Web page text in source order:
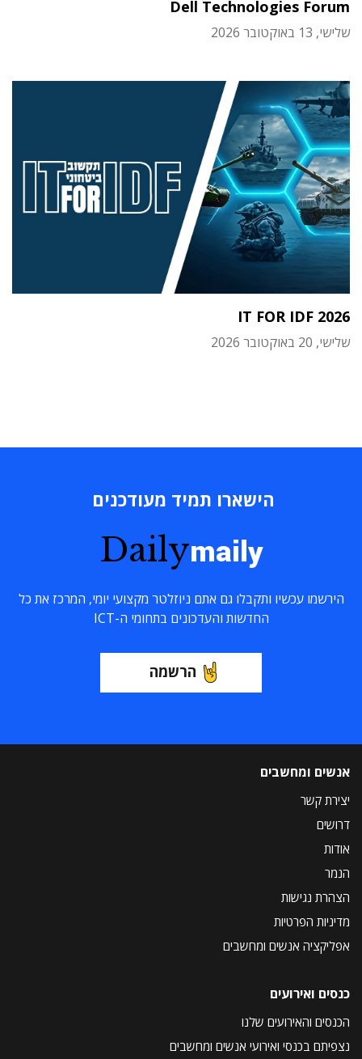
Dell Technologies Forum
שלישי, 13 באוקטובר 2026
IT FOR IDF 2026
שלישי, 20 באוקטובר 2026
הישארו תמיד מעודכנים
Dailymaily
הירשמו עכשיו ותקבלו גם אתם ניוזלטר מקצועי יומי, המרכז את כל
החדשות והעדכונים בתחומי ה-ICT
הרשמה
אנשים ומחשבים
יצירת קשר
דרושים
אודות
הנמר
הצהרת נגישות
מדיניות הפרטיות
אפליקציה אנשים ומחשבים
כנסים ואירועים
הכנסים והאירועים שלנו
נצפיתם בכנסי ואירועי אנשים ומחשבים